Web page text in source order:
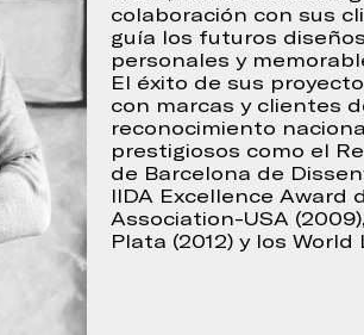
colaboración con sus
guía los futuros
personales y
El éxito de sus
con marcas y clientes
reconocimiento
prestigiosos como el
de Barcelona de
IIDA Excellence
Association-USA
Plata (2012) y los
Continuar